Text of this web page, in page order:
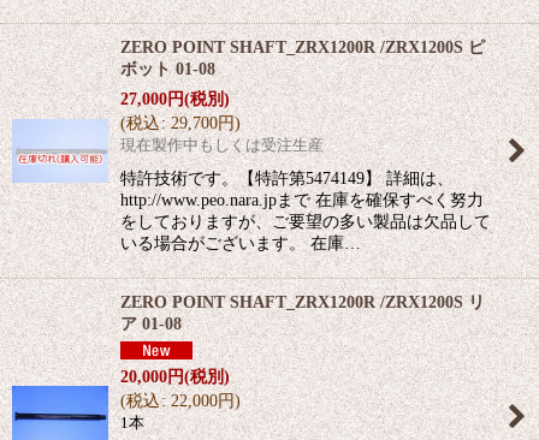
ZERO POINT SHAFT_ZRX1200R /ZRX1200S ピ
ボット 01-08
27,000円(税別)
(税込: 29,700円)
現在製作中もしくは受注生産
特許技術です。【特許第5474149】 詳細は、
http://www.peo.nara.jpまで 在庫を確保すべく努力
をしておりますが、ご要望の多い製品は欠品して
いる場合がございます。 在庫…
ZERO POINT SHAFT_ZRX1200R /ZRX1200S リ
ア 01-08
20,000円(税別)
(税込: 22,000円)
1本